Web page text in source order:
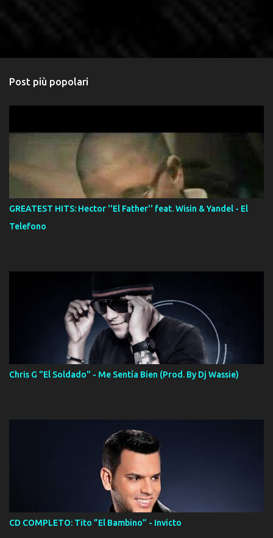
Post più popolari
GREATEST HITS: Hector ''El Father'' feat. Wisin & Yandel - El
Telefono
Chris G "El Soldado" - Me Sentía Bien (Prod. By Dj Wassie)
CD COMPLETO: Tito ”El Bambino” - Invicto